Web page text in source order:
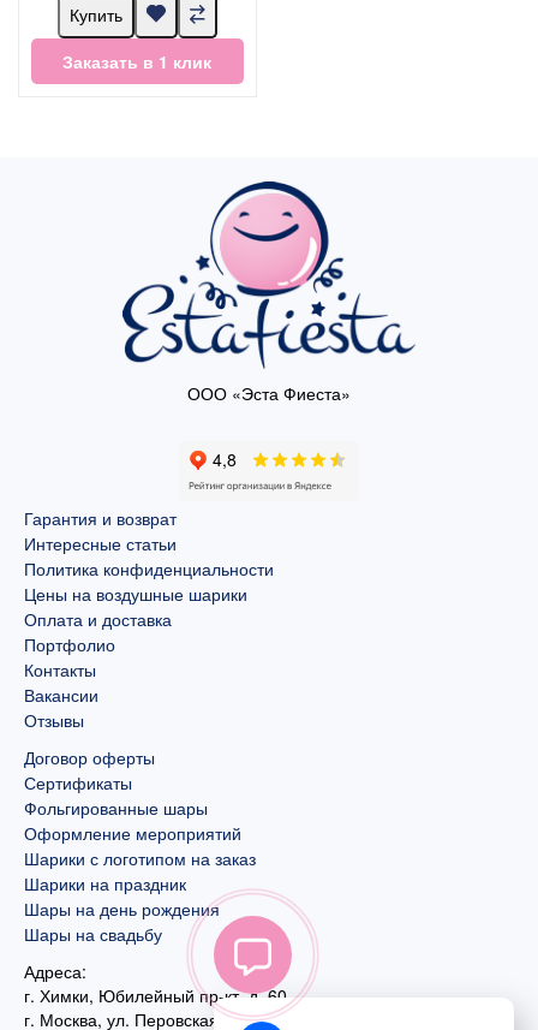
Купить
Заказать в 1 клик
ООО «Эста Фиеста»
Гарантия и возврат
Интересные статьи
Политика конфиденциальности
Цены на воздушные шарики
Оплата и доставка
Портфолио
Контакты
Вакансии
Отзывы
Договор оферты
Сертификаты
Фольгированные шары
Оформление мероприятий
Шарики с логотипом на заказ
Шарики на праздник
Шары на день рождения
Шары на свадьбу
Адреса:
г. Химки, Юбилейный пр-кт, д. 60
г. Москва, ул. Перовская, д. 59